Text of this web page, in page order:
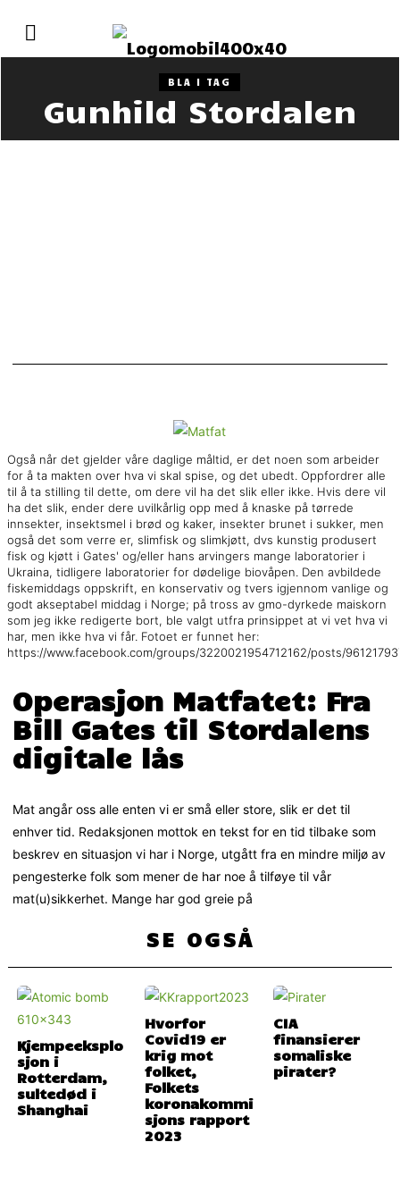
BLA I TAG
Gunhild Stordalen
Også når det gjelder våre daglige måltid, er det noen som arbeider
for å ta makten over hva vi skal spise, og det ubedt. Oppfordrer alle
til å ta stilling til dette, om dere vil ha det slik eller ikke. Hvis dere vil
ha det slik, ender dere uvilkårlig opp med å knaske på tørrede
innsekter, insektsmel i brød og kaker, insekter brunet i sukker, men
også det som verre er, slimfisk og slimkjøtt, dvs kunstig produsert
fisk og kjøtt i Gates' og/eller hans arvingers mange laboratorier i
Ukraina, tidligere laboratorier for dødelige biovåpen. Den avbildede
fiskemiddags oppskrift, en konservativ og tvers igjennom vanlige og
godt akseptabel middag i Norge; på tross av gmo-dyrkede maiskorn
som jeg ikke redigerte bort, ble valgt utfra prinsippet at vi vet hva vi
har, men ikke hva vi får. Fotoet er funnet her:
https://www.facebook.com/groups/3220021954712162/posts/
Operasjon Matfatet: Fra
Bill Gates til Stordalens
digitale lås
Mat angår oss alle enten vi er små eller store, slik er det til
enhver tid. Redaksjonen mottok en tekst for en tid tilbake som
beskrev en situasjon vi har i Norge, utgått fra en mindre miljø av
pengesterke folk som mener de har noe å tilføye til vår
mat(u)sikkerhet. Mange har god greie på
SE OGSÅ
Kjempeeksplo
sjon i
Rotterdam,
sultedød i
Shanghai
Hvorfor
Covid19 er
krig mot
folket,
Folkets
koronakommi
sjons rapport
2023
CIA
finansierer
somaliske
pirater?